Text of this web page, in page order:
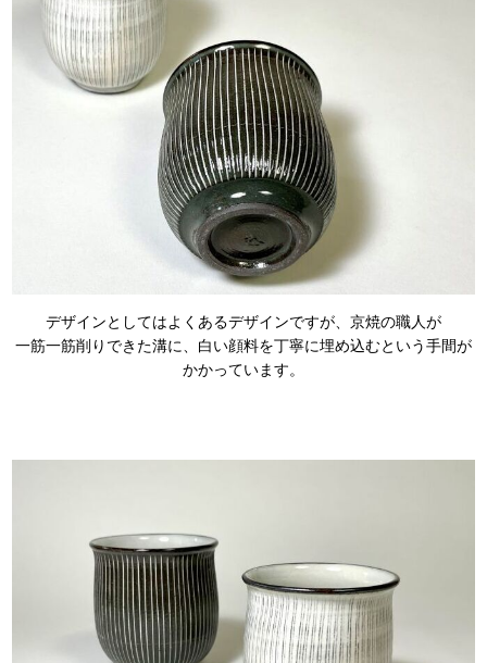
デザインとしてはよくあるデザインですが、京焼の職人が
一筋一筋削りできた溝に、白い顔料を丁寧に埋め込むという手間が
かかっています。